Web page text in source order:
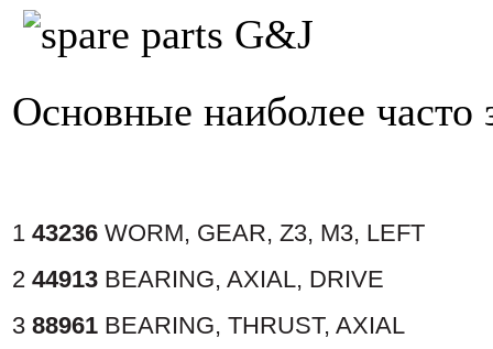
Основные наиболее
1 43236 WORM, GEAR, Z3, M3, LEFT
2 44913 BEARING, AXIAL, DRIVE
3 88961 BEARING, THRUST, AXIAL